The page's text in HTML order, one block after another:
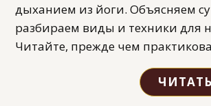
дыханием из йоги. Объясняем
разбираем виды и техники для
Читайте, прежде чем